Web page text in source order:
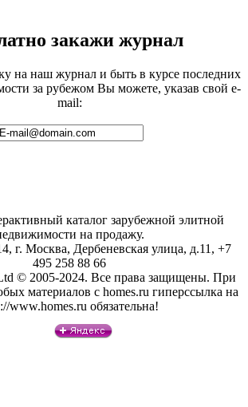
закажи журнал
на наш журнал и быть в курсе последних
за рубежом Вы можете, указав свой e-
mail:
каталог зарубежной элитной
на продажу.
г. Москва, Дербеневская улица, д.11, +7
495 258 88 66
© 2005-2024. Все права защищены. При
материалов с homes.ru гиперссылка на
www.homes.ru обязательна!